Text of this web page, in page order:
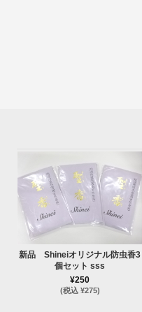
新品 Shineiオリジナル防虫香3
個セット sss
¥250
(税込 ¥275)